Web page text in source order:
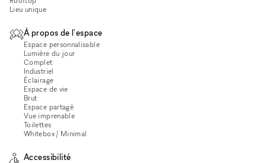
Lieu unique
À propos de l'espace
Espace personnalisable
Lumière du jour
Complet
Industriel
Éclairage
Espace de vie
Brut
Espace partagé
Vue imprenable
Toilettes
Whitebox / Minimal
Accessibilité